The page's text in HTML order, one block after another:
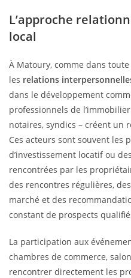
L’approche
local
À Matoury, comme dans
les relations
dans le développement
professionnels de
notaires, syndics – créent un
Ces acteurs sont souvent les
d’investissement locatif ou
rencontrées par les
des rencontres régulières,
marché et des
constant de prospects
La participation aux
chambres de commerce,
rencontrer directement les